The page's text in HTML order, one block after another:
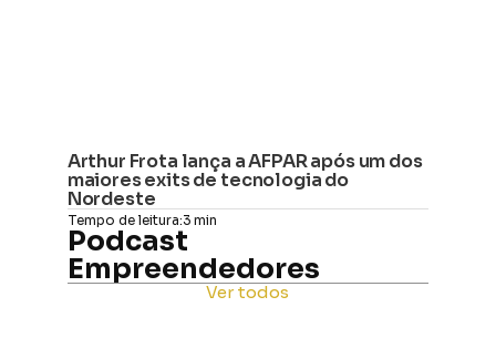
Arthur Frota lança a AFPAR após um dos
maiores exits de tecnologia do
Nordeste
Tempo de leitura:3 min
Podcast
Empreendedores
Ver todos